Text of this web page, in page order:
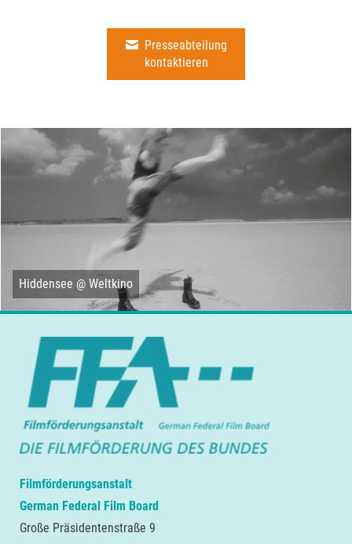
Presseabteilung
kontaktieren
Hiddensee @ Weltkino
Filmförderungsanstalt
German Federal Film Board
Große Präsidentenstraße 9